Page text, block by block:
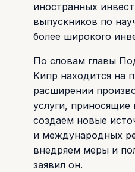
иностранных
выпускников по
более широкого
По словам главы
Кипр находится на
расширении
услуги,
создаем новые
и международных
внедряем меры и
заявил он.